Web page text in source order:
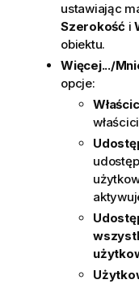
ustawiając
Szerokość i
obiektu.
Więcej.../
opcje: